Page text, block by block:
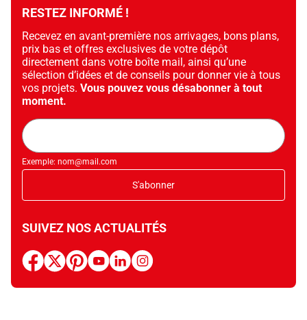
RESTEZ INFORMÉ !
Recevez en avant-première nos arrivages, bons plans,
prix bas et offres exclusives de votre dépôt
directement dans votre boîte mail, ainsi qu’une
sélection d’idées et de conseils pour donner vie à tous
vos projets. Vous pouvez vous désabonner à tout
moment.
Adresse
mail
Exemple: nom@mail.com
S'abonner
SUIVEZ NOS ACTUALITÉS
facebook
x pinterestyoutubelinkedininstagram